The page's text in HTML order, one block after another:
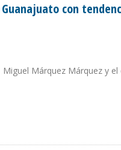
con
Márquez Márquez y